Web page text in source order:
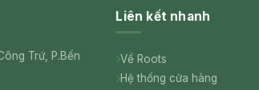
Trứ, P.Bến
Liên kết nhanh
Về Roots
Hệ thống cửa hàng